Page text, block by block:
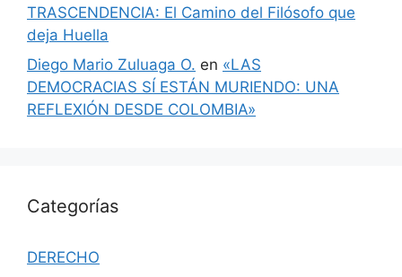
TRASCENDENCIA: El Camino del Filósofo que
deja Huella
Diego Mario Zuluaga O. en «LAS
DEMOCRACIAS SÍ ESTÁN MURIENDO: UNA
REFLEXIÓN DESDE COLOMBIA»
Categorías
DERECHO